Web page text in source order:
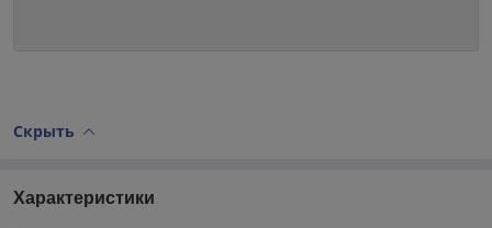
Скрыть
Характеристики